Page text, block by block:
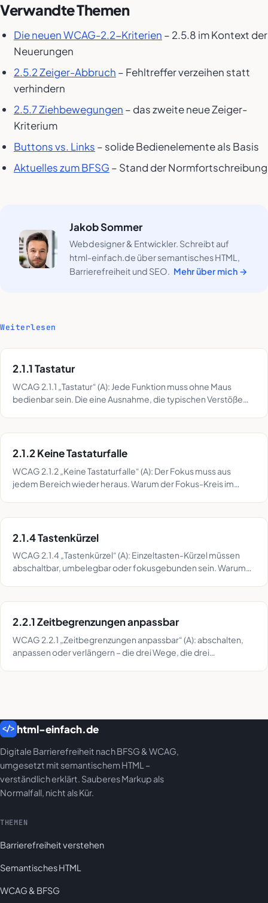
Verwandte Themen
Die neuen WCAG-2.2-Kriterien – 2.5.8 im Kontext der
Neuerungen
2.5.2 Zeiger-Abbruch – Fehltreffer verzeihen statt
verhindern
2.5.7 Ziehbewegungen – das zweite neue Zeiger-
Kriterium
Buttons vs. Links – solide Bedienelemente als Basis
Aktuelles zum BFSG – Stand der Normfortschreibung
Jakob Sommer
Webdesigner & Entwickler. Schreibt auf
html-einfach.de über semantisches HTML,
Barrierefreiheit und SEO. Mehr über mich →
Weiterlesen
2.1.1 Tastatur
WCAG 2.1.1 „Tastatur“ (A): Jede Funktion muss ohne Maus
bedienbar sein. Die eine Ausnahme, die typischen Verstöße
2.1.2 Keine Tastaturfalle
WCAG 2.1.2 „Keine Tastaturfalle“ (A): Der Fokus muss aus
jedem Bereich wieder heraus. Warum der Fokus-Kreis im
2.1.4 Tastenkürzel
WCAG 2.1.4 „Tastenkürzel“ (A): Einzeltasten-Kürzel müssen
abschaltbar, umbelegbar oder fokusgebunden sein. Warum
2.2.1 Zeitbegrenzungen anpassbar
WCAG 2.2.1 „Zeitbegrenzungen anpassbar“ (A): abschalten,
anpassen oder verlängern – die drei Wege, die drei
</> html-einfach.de
Digitale Barrierefreiheit nach BFSG & WCAG,
umgesetzt mit semantischem HTML –
verständlich erklärt. Sauberes Markup als
Normalfall, nicht als Kür.
THEMEN
Barrierefreiheit verstehen
Semantisches HTML
WCAG & BFSG